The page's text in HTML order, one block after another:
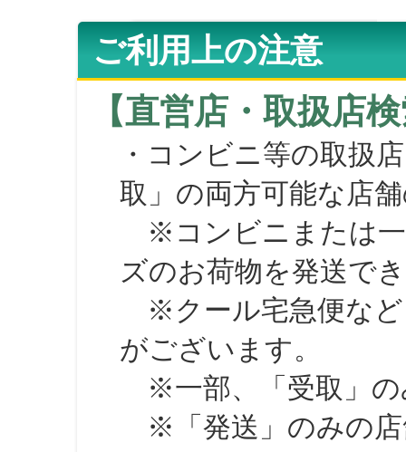
ご利用上の注意
【直営店・取扱店
・コンビニ等の取扱
取」の両方可能な店
※コンビニまたは一
ズのお荷物を発送で
※クール宅急便など
がございます。
※一部、「受取」の
※「発送」のみの店